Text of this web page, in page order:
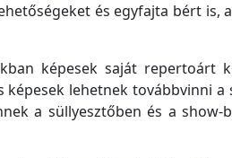
és egyfajta bért is,
képesek saját repertoárt
lehetnek továbbvinni a
a süllyesztőben és a show-